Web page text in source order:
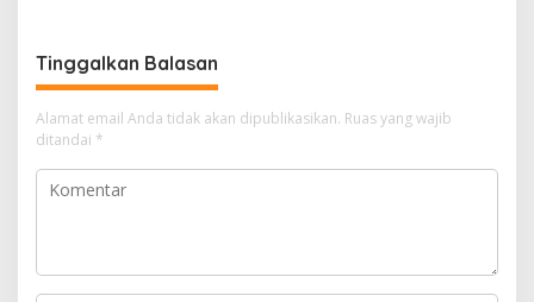
Tinggalkan Balasan
Alamat email Anda tidak akan dipublikasikan. Ruas yang wajib
ditandai *